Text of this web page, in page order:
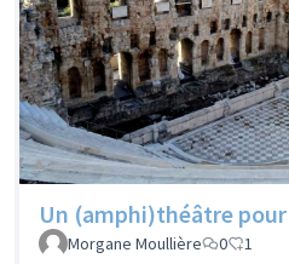
Un (amphi)théâtre
Morgane Moullière 0 1